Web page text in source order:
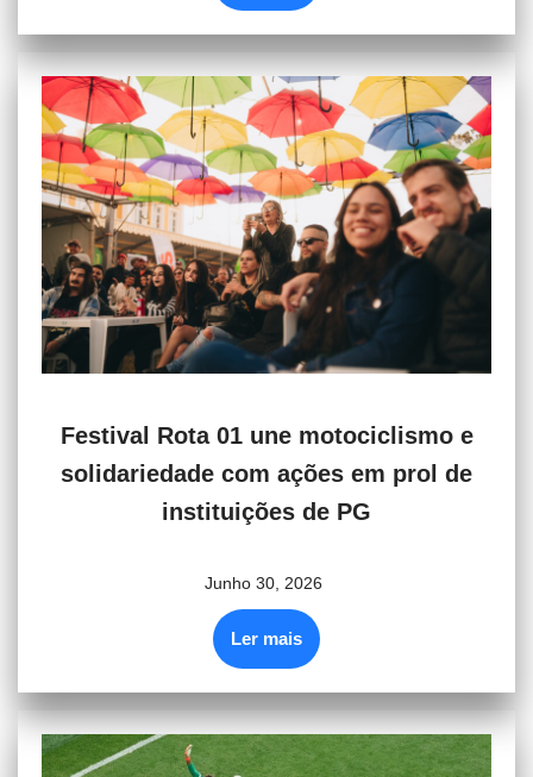
Festival Rota 01 une motociclismo e
solidariedade com ações em prol de
instituições de PG
Junho 30, 2026
Ler mais